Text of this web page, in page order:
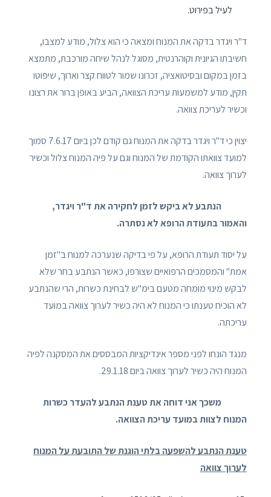
לעיל בפירוט.
ד"ר ויגדר בדקה את המנוח ומצאה כי הוא צלול, מודע למצבו,
חשיבתו הגיונית וקוהרנטית, מסוגל לנהל שיחה מורכבת, מתמצא
בזמן במקום ובסיטואציה, זכרונו שמור לטווח קצר וארוך, שיפוטו
תקין, מודע למשמעות עריכת הצוואה, הביע באופן ברור את רצונו
וכשיר לעריכת צוואה.
יצוין כי ד"ר ויגדר בדקה את המנוח גם קודם לכן ביום 7.6.17 סמוך
למועד צוואתו הקודמת של המנוח וגם על פיה המנוח צלול וכשיר
לערוך צוואה.
הנתבע לא ביקש לזמן לחקירה את ד"ר ויגדר,
והאמור בתעודת הרופא לא נסתרה.
על יסוד תעודת הרופא, על פי בדיקה שנערכה למנוח ב"זמן
אמת" והמסמכים הרפואיים שצורפו, כאשר הנתבע בחר שלא
לבקש מינוי מומחה מטעם בימ"ש לבחינת כשרות, הרי שהנתבע
לא הוכיח טענתו כי המנוח לא היה כשיר לערוך צוואה במועד
עריכתה.
מנגד הונחו לפני מספר אינדיקציות המבססים את המסקנה לפיה
המנוח היה כשיר לערוך צוואה ביום 29.1.18.
משכך אני דוחה את טענת הנתבע להעדר כשרות
המנוח לצוות במועד עריכת הצוואה.
טענת הנתבע להשפעה בלתי הוגנת של התובעת על המנוח
לערוך צוואה